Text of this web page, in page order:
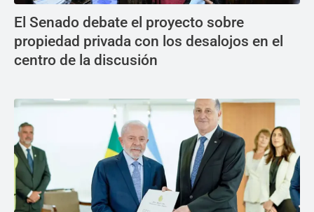
El Senado debate el proyecto sobre
propiedad privada con los desalojos en el
centro de la discusión